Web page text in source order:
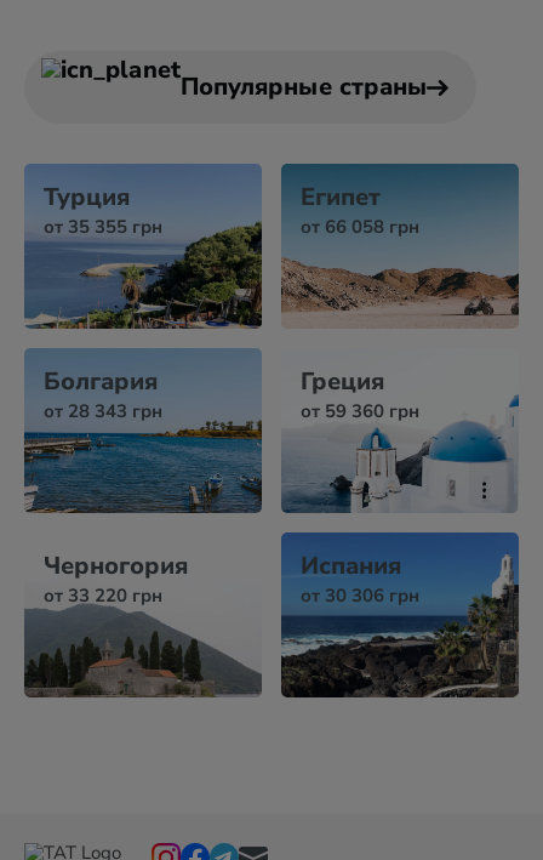
Популярные страны
Турция
от 35 355 грн
Египет
от 66 058 грн
Болгария
от 28 343 грн
Греция
от 59 360 грн
Черногория
от 33 220 грн
Испания
от 30 306 грн